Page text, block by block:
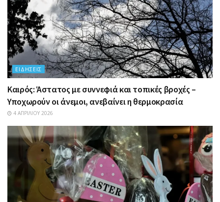
ΕΙΔΉΣΕΙΣ
Καιρός: Άστατος με συννεφιά και τοπικές βροχές –
Υποχωρούν οι άνεμοι, ανεβαίνει η θερμοκρασία
4 ΑΠΡΙΛΊΟΥ 2026